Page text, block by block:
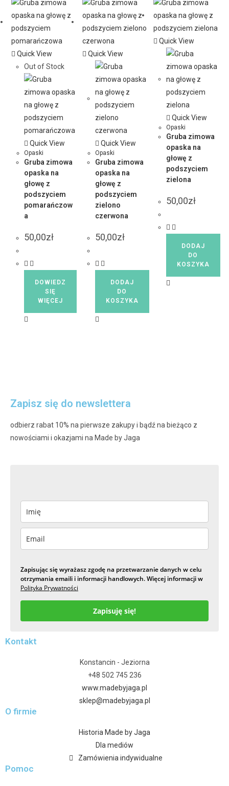
Quick View
Out of Stock
Quick View
Opaski
Gruba zimowa
opaska na
głowę z
podszyciem
pomarańczow
a
50,00zł
DOWIEDZ
SIĘ
WIĘCEJ
Quick View
Quick View
Opaski
Gruba zimowa
opaska na
głowę z
podszyciem
zielono
czerwona
50,00zł
DODAJ
DO
KOSZYKA
Quick View
Quick View
Opaski
Gruba zimowa
opaska na
głowę z
podszyciem
zielona
50,00zł
DODAJ
DO
KOSZYKA
Zapisz się do newslettera
odbierz rabat 10% na pierwsze zakupy i bądź na bieżąco z
nowościami i okazjami na Made by Jaga
Zapisując się wyrażasz zgodę na przetwarzanie danych w celu
otrzymania emaili i informacji handlowych. Więcej informacji w
Polityka Prywatności
Zapisuję się!
Kontakt
Konstancin - Jeziorna
+48 502 745 236
www.madebyjaga.pl
sklep@madebyjaga.pl
O firmie
Historia Made by Jaga
Dla mediów
Zamówienia indywidualne
Pomoc